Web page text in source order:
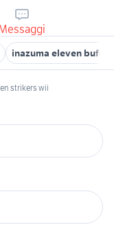
inazuma eleven
strikers wii